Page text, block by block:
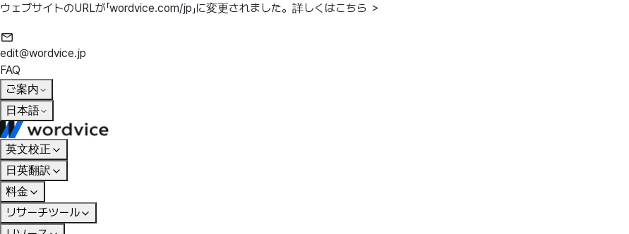
ウェブサイトのURLが「wordvice.com/jp」に変更されました。 詳しくはこちら ＞
edit@wordvice.jp
FAQ
ご案内
日本語
英文校正
日英翻訳
料金
リサーチツール